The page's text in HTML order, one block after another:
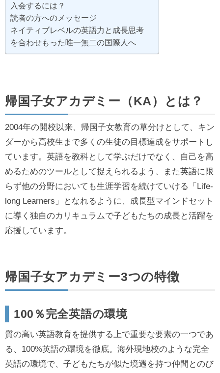
入会するには？
読者の方へのメッセージ
ネイティブレベルの英語力と成長思考
を合わせもった唯一無二の国際人へ
帰国子女アカデミー（KA）とは？
2004年の開校以来、帰国子女教育の草分けとして、キン
ダーから高校生まで多くの生徒の目標達成をサポートし
ています。英語を教科として学ぶだけでなく、自己を高
めるためのツールとして捉えられるよう、また英語に限
らず他の分野においても生涯学習を続けていける「Life-
long Learners」となれるように、成長型マインドセット
に導く独自のカリキュラムで子どもたちの成長と活躍を
応援しています。
帰国子女アカデミー3つの特徴
100％完全英語の環境
質の高い英語教育を提供する上で重要な要素の一つであ
る、100%英語の環境を徹底。海外現地校のような完全
英語の環境で、子どもたちが似た境遇を持つ仲間とのび